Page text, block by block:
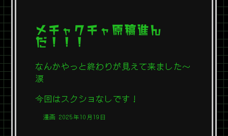
メチャクチャ原稿進ん
だ！！！
なんかやっと終わりが見えて来ました〜
涙
今回はスクショなしです！
漫画 2025年10月19日